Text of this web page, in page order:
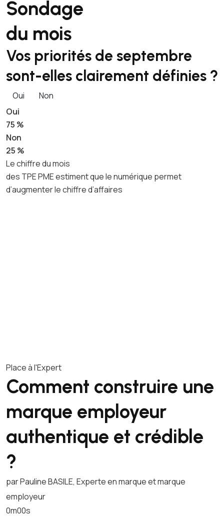
Sondage
du mois
Vos priorités de septembre
sont-elles clairement définies ?
Oui
Non
Oui
75 %
Non
25 %
Le chiffre du mois
des TPE PME estiment que le numérique permet
d’augmenter le chiffre d’affaires
Place à l'Expert
Comment construire une
marque employeur
authentique et crédible
?
par Pauline BASILE, Experte en marque et marque
employeur
0m00s